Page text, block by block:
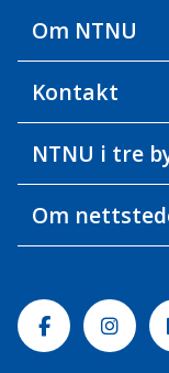
Om NTNU
Kontakt
NTNU i tre
Om
Facebook